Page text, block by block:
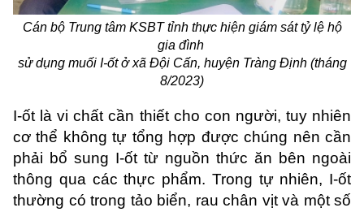
Cán bộ Trung tâm KSBT tỉnh thực hiện giám sát tỷ lệ hộ
gia đình
sử dụng muối I-ốt ở xã Đội Cấn, huyện Tràng Định (tháng
8/2023)
I-ốt là vi chất cần thiết cho con người, tuy nhiên
cơ thể không tự tổng hợp được chúng nên cần
phải bổ sung I-ốt từ nguồn thức ăn bên ngoài
thông qua các thực phẩm. Trong tự nhiên, I-ốt
thường có trong tảo biển, rau chân vịt và một số